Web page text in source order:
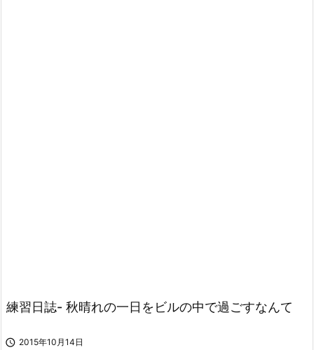
練習日誌- 秋晴れの一日をビルの中で過ごすなんて
 2015年10月14日